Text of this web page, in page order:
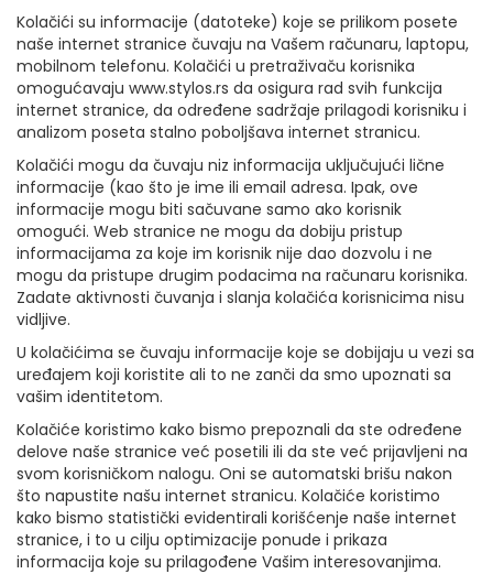
Kolačići su informacije (datoteke) koje se prilikom posete
naše internet stranice čuvaju na Vašem računaru, laptopu,
mobilnom telefonu. Kolačići u pretraživaču korisnika
omogućavaju www.stylos.rs da osigura rad svih funkcija
internet stranice, da određene sadržaje prilagodi korisniku i
analizom poseta stalno poboljšava internet stranicu.
Kolačići mogu da čuvaju niz informacija uključujući lične
informacije (kao što je ime ili email adresa. Ipak, ove
informacije mogu biti sačuvane samo ako korisnik
omogući. Web stranice ne mogu da dobiju pristup
informacijama za koje im korisnik nije dao dozvolu i ne
mogu da pristupe drugim podacima na računaru korisnika.
Zadate aktivnosti čuvanja i slanja kolačića korisnicima nisu
vidljive.
U kolačićima se čuvaju informacije koje se dobijaju u vezi sa
uređajem koji koristite ali to ne zanči da smo upoznati sa
vašim identitetom.
Kolačiće koristimo kako bismo prepoznali da ste određene
delove naše stranice već posetili ili da ste već prijavljeni na
svom korisničkom nalogu. Oni se automatski brišu nakon
što napustite našu internet stranicu. Kolačiće koristimo
kako bismo statistički evidentirali korišćenje naše internet
stranice, i to u cilju optimizacije ponude i prikaza
informacija koje su prilagođene Vašim interesovanjima.